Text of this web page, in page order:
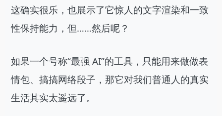
这确实很乐，也展示了它惊人的文字渲染和一致
性保持能力，但……然后呢？
如果一个号称“最强 AI”的工具，只能用来做做表
情包、搞搞网络段子，那它对我们普通人的真实
生活其实太遥远了。